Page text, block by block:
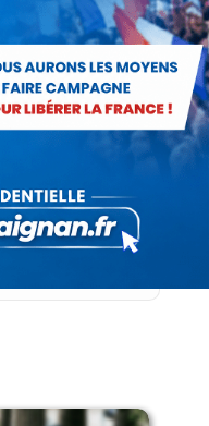
de trop.
au plus tôt !